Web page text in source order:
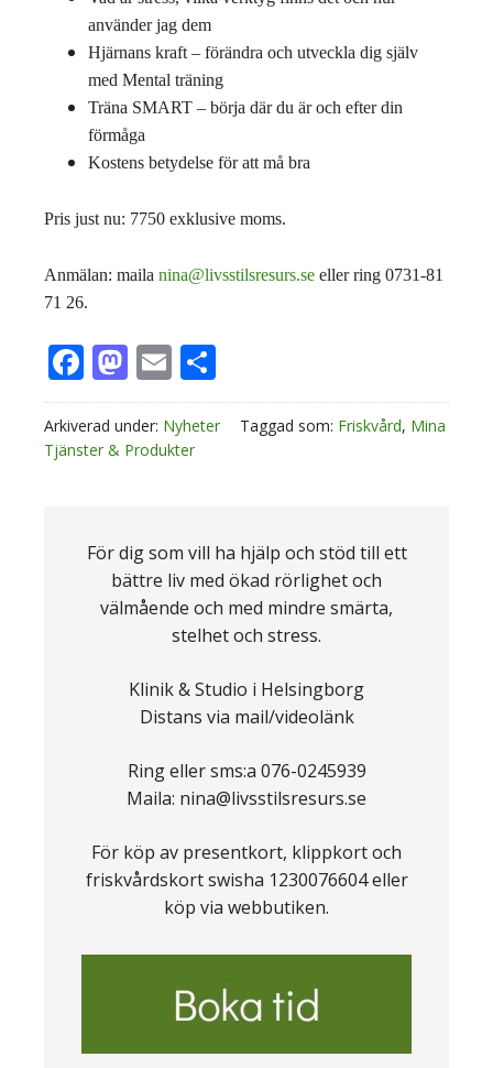
använder jag dem
Hjärnans kraft – förändra och utveckla dig själv
med Mental träning
Träna SMART – börja där du är och efter din
förmåga
Kostens betydelse för att må bra
Pris just nu: 7750 exklusive moms.
Anmälan: maila nina@livsstilsresurs.se eller ring 0731-81
71 26.
Facebook
Mastodon
Email
Arkiverad under: Nyheter Taggad som: Friskvård, Mina
Tjänster & Produkter
För dig som vill ha hjälp och stöd till ett
bättre liv med ökad rörlighet och
välmående och med mindre smärta,
stelhet och stress.
Klinik & Studio i Helsingborg
Distans via mail/videolänk
Ring eller sms:a 076-0245939
Maila: nina@livsstilsresurs.se
För köp av presentkort, klippkort och
friskvårdskort swisha 1230076604 eller
köp via webbutiken.